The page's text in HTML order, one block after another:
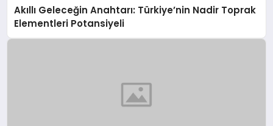
Akıllı Geleceğin Anahtarı: Türkiye’nin Nadir Toprak
Elementleri Potansiyeli